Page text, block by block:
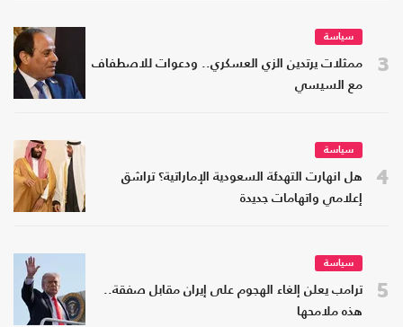
3
سياسة
ممثلات يرتدين الزي العسكري.. ودعوات للاصطفاف
مع السيسي
4
سياسة
هل انهارت التهدئة السعودية الإماراتية؟ تراشق
إعلامي واتهامات جديدة
5
سياسة
ترامب يعلن إلغاء الهجوم على إيران مقابل صفقة..
هذه ملامحها